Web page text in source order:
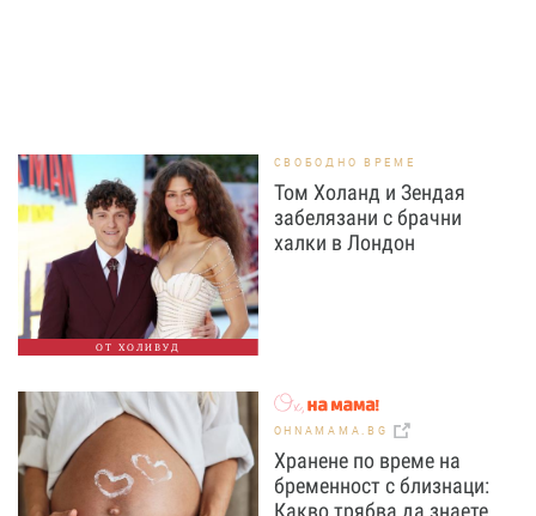
ОТ ХОЛИВУД
СВОБОДНО ВРЕМЕ
Том Холанд и Зендая
забелязани с брачни
халки в Лондон
OHNAMAMA.BG
Хранене по време на
бременност с близнаци:
Какво трябва да знаете